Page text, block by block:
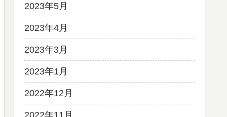
2023年5月
2023年4月
2023年3月
2023年1月
2022年12月
2022年11月